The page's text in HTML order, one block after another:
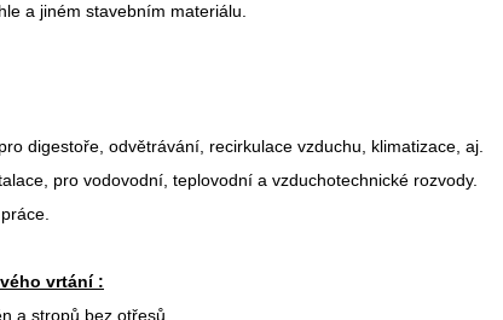
a jiném stavebním materiálu.
digestoře, odvětrávání, recirkulace vzduchu, klimatizace, aj.
pro vodovodní, teplovodní a vzduchotechnické rozvody.
vrtání :
a stropů bez otřesů